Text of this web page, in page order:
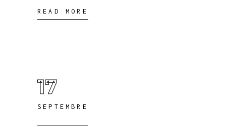
READ MORE
17
SEPTEMBRE